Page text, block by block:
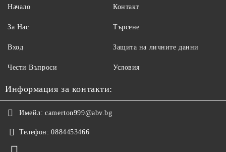
Начало
За Нас
Вход
Чести Въпроси
Контакт
Търсене
Защита на личните данни
Условия
Информация за контакти:
Имейл: camerton999@abv.bg
Телефон: 0884453466